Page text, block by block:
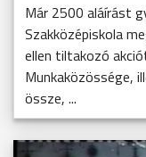
Már 2500 aláírást
Szakközépiskola
ellen tiltakozó
Munkaközössége,
össze, ...